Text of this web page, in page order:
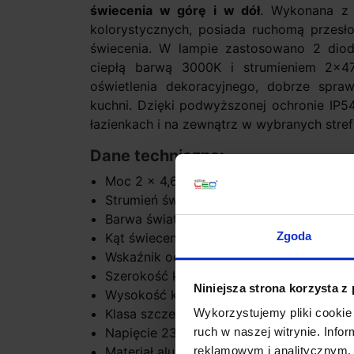
Zgoda
Niniejsza strona korzysta z
Wykorzystujemy pliki
ruch w naszej witrynie.
reklamowym i
świecenia w górę i w dół. Wykonana z
kolorystycznych, posiada ruchomą
świecenia. W lampie zastosowano 2
ciepłą barwą 3000K i strumieniem
oświetlenia dekoracyjnego, dobrze
kuchni. Dzięki podwyższonej ochronie
łazienkach i na zewnątrz w wybranych
Dane techniczne:
Moc 2 x 4,6W
Strumień świetlny 2x471lm
Barwa światła 3000K - biała ciepła
Kąt świecenia regulowany
Wskaźnik oddawania barw: >80
Szerokość klosza 10cm
Wysokość klosza 10cm
Klasa szczelności IP54
Napięcie 230V